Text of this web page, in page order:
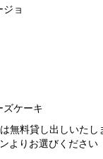
ョ
ケーキ
無料貸し出しいたし
よりお選びください